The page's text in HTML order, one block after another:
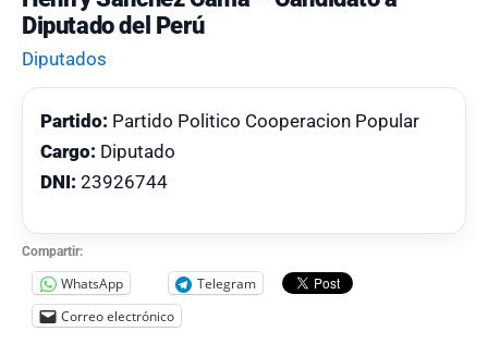
Diputado del Perú
Diputados
Partido: Partido Politico Cooperacion Popular
Cargo: Diputado
DNI: 23926744
Compartir:
WhatsApp
Telegram
Correo electrónico